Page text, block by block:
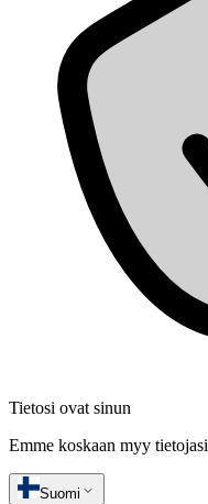
Tietosi ovat sinun
Emme koskaan myy tietojasi
Suomi